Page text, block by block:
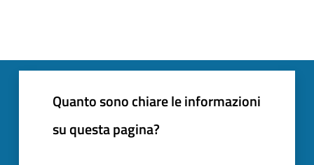
Quanto sono chiare le informazioni
su questa pagina?